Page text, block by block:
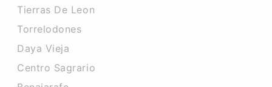
Tierras De Leon
Torrelodones
Daya Vieja
Centro Sagrario